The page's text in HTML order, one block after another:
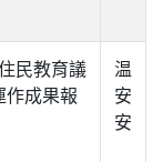
民教育議
作成果報
温
安
安